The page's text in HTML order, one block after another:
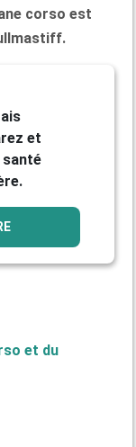
corso est
et
santé
et du